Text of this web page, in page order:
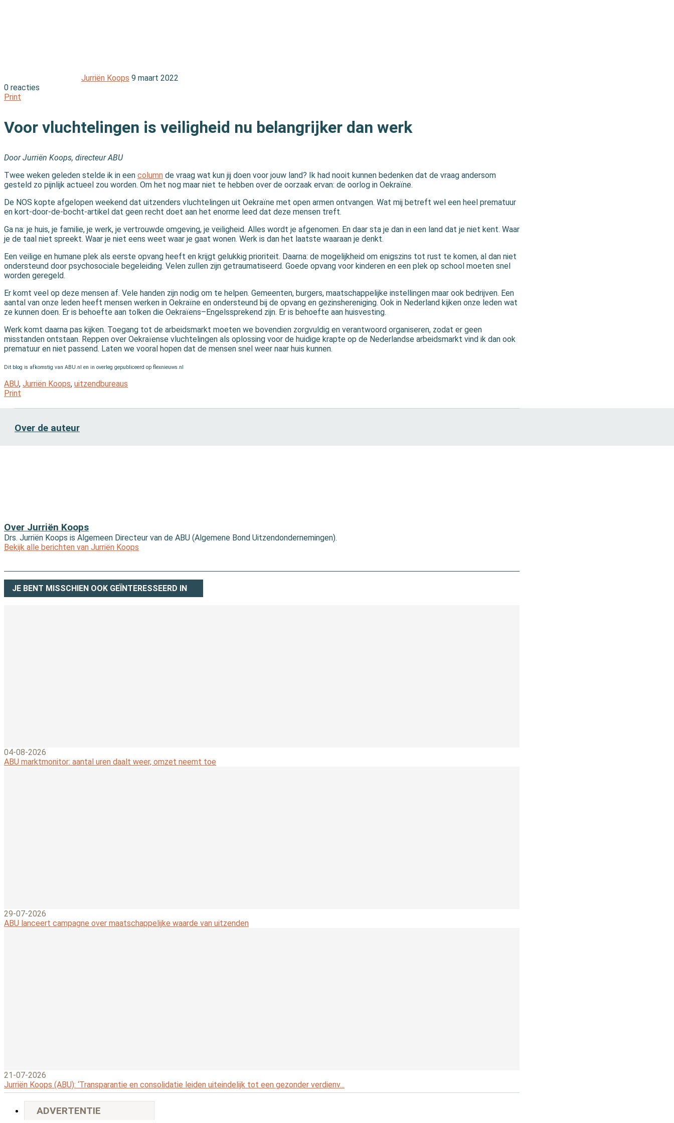
Jurriën Koops 9 maart 2022
0 reacties
Print
Voor vluchtelingen is veiligheid nu belangrijker dan werk
Door Jurriën Koops, directeur ABU
Twee weken geleden stelde ik in een column de vraag wat kun jij doen voor jouw land? Ik had nooit kunnen bedenken dat de vraag andersom
gesteld zo pijnlijk actueel zou worden. Om het nog maar niet te hebben over de oorzaak ervan: de oorlog in Oekraïne.
De NOS kopte afgelopen weekend dat uitzenders vluchtelingen uit Oekraïne met open armen ontvangen. Wat mij betreft wel een heel prematuur
en kort-door-de-bocht-artikel dat geen recht doet aan het enorme leed dat deze mensen treft.
Ga na: je huis, je familie, je werk, je vertrouwde omgeving, je veiligheid. Alles wordt je afgenomen. En daar sta je dan in een land dat je niet kent. Waar
je de taal niet spreekt. Waar je niet eens weet waar je gaat wonen. Werk is dan het laatste waaraan je denkt.
Een veilige en humane plek als eerste opvang heeft en krijgt gelukkig prioriteit. Daarna: de mogelijkheid om enigszins tot rust te komen, al dan niet
ondersteund door psychosociale begeleiding. Velen zullen zijn getraumatiseerd. Goede opvang voor kinderen en een plek op school moeten snel
worden geregeld.
Er komt veel op deze mensen af. Vele handen zijn nodig om te helpen. Gemeenten, burgers, maatschappelijke instellingen maar ook bedrijven. Een
aantal van onze leden heeft mensen werken in Oekraïne en ondersteund bij de opvang en gezinshereniging. Ook in Nederland kijken onze leden wat
ze kunnen doen. Er is behoefte aan tolken die Oekraïens–Engelssprekend zijn. Er is behoefte aan huisvesting.
Werk komt daarna pas kijken. Toegang tot de arbeidsmarkt moeten we bovendien zorgvuldig en verantwoord organiseren, zodat er geen
misstanden ontstaan. Reppen over Oekraïense vluchtelingen als oplossing voor de huidige krapte op de Nederlandse arbeidsmarkt vind ik dan ook
prematuur en niet passend. Laten we vooral hopen dat de mensen snel weer naar huis kunnen.
Dit blog is afkomstig van ABU.nl en in overleg gepubliceerd op flexnieuws.nl
ABU, Jurriën Koops, uitzendbureaus
Print
Over de auteur
Over Jurriën Koops
Drs. Jurriën Koops is Algemeen Directeur van de ABU (Algemene Bond Uitzendondernemingen).
Bekijk alle berichten van Jurriën Koops
JE BENT MISSCHIEN OOK GEÏNTERESSEERD IN
04-08-2026
ABU marktmonitor: aantal uren daalt weer, omzet neemt toe
29-07-2026
ABU lanceert campagne over maatschappelijke waarde van uitzenden
21-07-2026
Jurriën Koops (ABU): ‘Transparantie en consolidatie leiden uiteindelijk tot een gezonder verdienv...
ADVERTENTIE